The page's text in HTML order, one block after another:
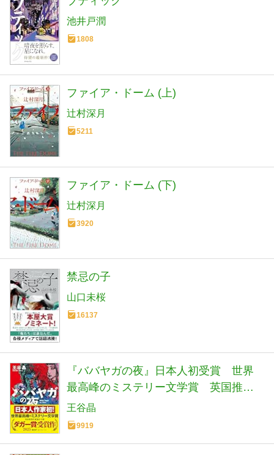
池井戸潤
1808
ファイア・ドーム (上)
辻村深月
5211
ファイア・ドーム (下)
辻村深月
3920
禁忌の子
山口未桜
16137
『ババヤガの夜』日本人初受賞 世界
最高峰のミステリー文学賞 英国推理
作家協会賞(ダガー賞） (河出文庫 お 46-
1)
王谷晶
9919